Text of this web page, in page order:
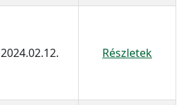
2024.02.12. Részletek